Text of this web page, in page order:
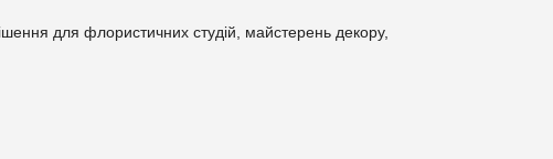
для флористичних студій, майстерень декору,